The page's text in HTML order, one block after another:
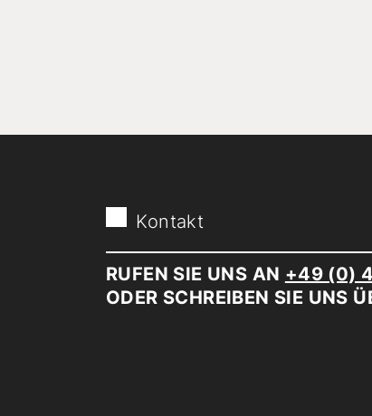
Kontakt
RUFEN SIE UNS AN +49 (0)
ODER SCHREIBEN SIE UNS